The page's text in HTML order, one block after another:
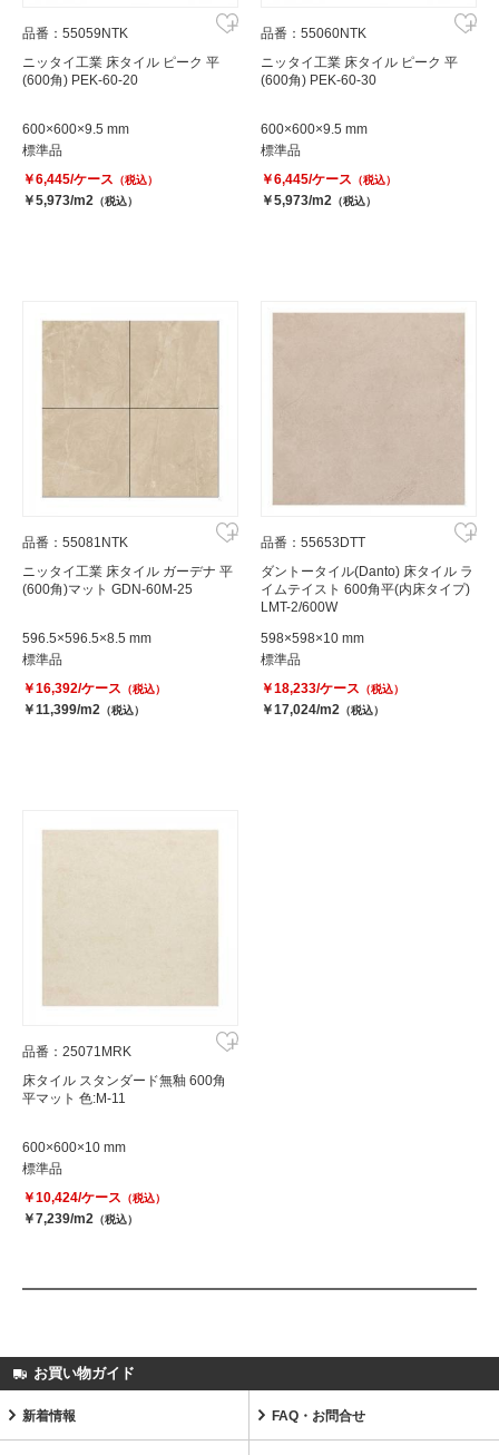
品番：55059NTK
ニッタイ工業 床タイル ピーク 平
(600角) PEK-60-20
600×600×9.5 mm
標準品
￥6,445/ケース （税込）
￥5,973/m2 （税込）
品番：55060NTK
ニッタイ工業 床タイル ピーク 平
(600角) PEK-60-30
600×600×9.5 mm
標準品
￥6,445/ケース （税込）
￥5,973/m2 （税込）
品番：55081NTK
ニッタイ工業 床タイル ガーデナ 平
(600角)マット GDN-60M-25
596.5×596.5×8.5 mm
標準品
￥16,392/ケース （税込）
￥11,399/m2 （税込）
品番：55653DTT
ダントータイル(Danto) 床タイル ラ
イムテイスト 600角平(内床タイプ)
LMT-2/600W
598×598×10 mm
標準品
￥18,233/ケース （税込）
￥17,024/m2 （税込）
品番：25071MRK
床タイル スタンダード無釉 600角
平マット 色:M-11
600×600×10 mm
標準品
￥10,424/ケース （税込）
￥7,239/m2 （税込）
お買い物ガイド
新着情報 FAQ・お問合せ